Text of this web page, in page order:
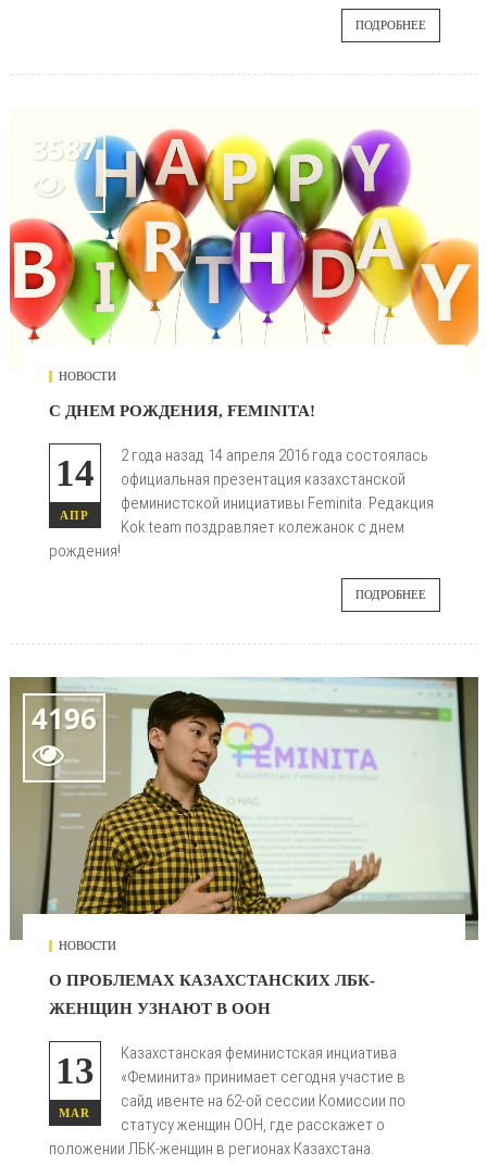
ПОДРОБНЕЕ
3587

НОВОСТИ
С ДНЕМ РОЖДЕНИЯ, FEMINITA!
14
АПР
2 года назад 14 апреля 2016 года состоялась
официальная презентация казахстанской
феминистской инициативы Feminita. Редакция
Kok.team поздравляет колежанок с днем
рождения!
ПОДРОБНЕЕ
4196

НОВОСТИ
О ПРОБЛЕМАХ КАЗАХСТАНСКИХ ЛБК-
ЖЕНЩИН УЗНАЮТ В ООН
13
MAR
Казахстанская феминистская инциатива
«Феминита» принимает сегодня участие в
сайд ивенте на 62-ой сессии Комиссии по
статусу женщин ООН, где расскажет о
положении ЛБК-женщин в регионах Казахстана.